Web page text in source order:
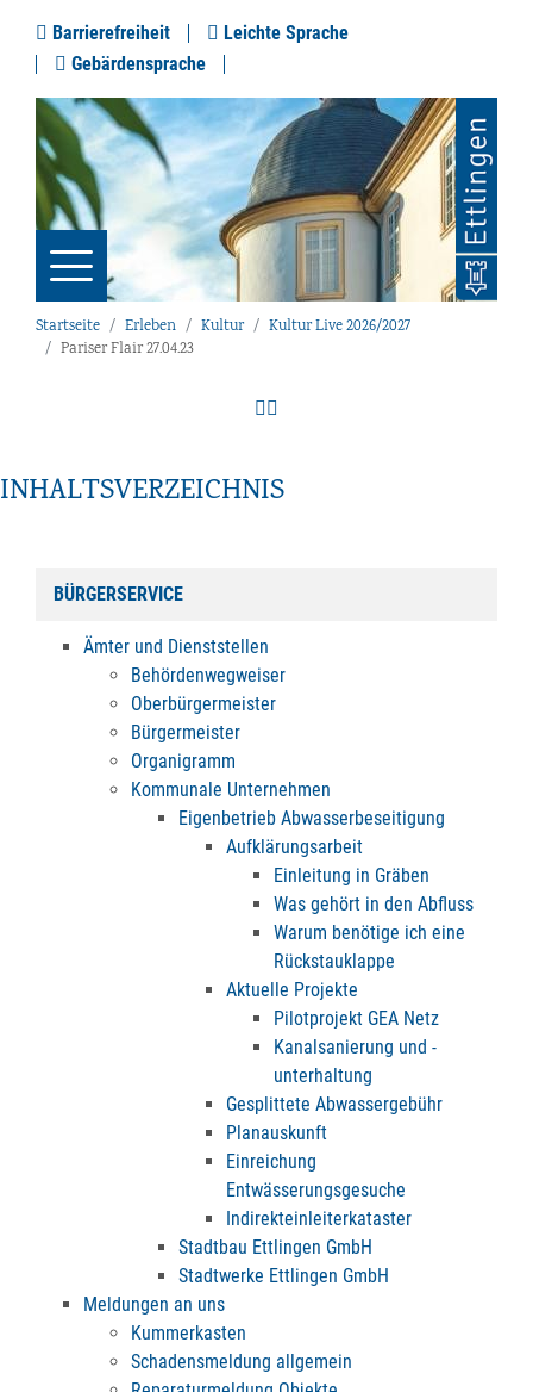
Barrierefreiheit
Leichte Sprache
Gebärdensprache
Startseite Erleben Kultur
Kultur Live 2026/2027
Pariser Flair 27.04.23
INHALTSVERZEICHNIS
BÜRGERSERVICE
Ämter und Dienststellen
Behördenwegweiser
Oberbürgermeister
Bürgermeister
Organigramm
Kommunale Unternehmen
Eigenbetrieb Abwasserbeseitigung
Aufklärungsarbeit
Einleitung in Gräben
Was gehört in den Abfluss
Warum benötige ich eine
Rückstauklappe
Aktuelle Projekte
Pilotprojekt GEA Netz
Kanalsanierung und -
unterhaltung
Gesplittete Abwassergebühr
Planauskunft
Einreichung
Entwässerungsgesuche
Indirekteinleiterkataster
Stadtbau Ettlingen GmbH
Stadtwerke Ettlingen GmbH
Meldungen an uns
Kummerkasten
Schadensmeldung allgemein